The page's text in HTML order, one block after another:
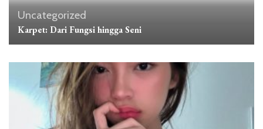
Uncategorized
Karpet: Dari Fungsi hingga Seni